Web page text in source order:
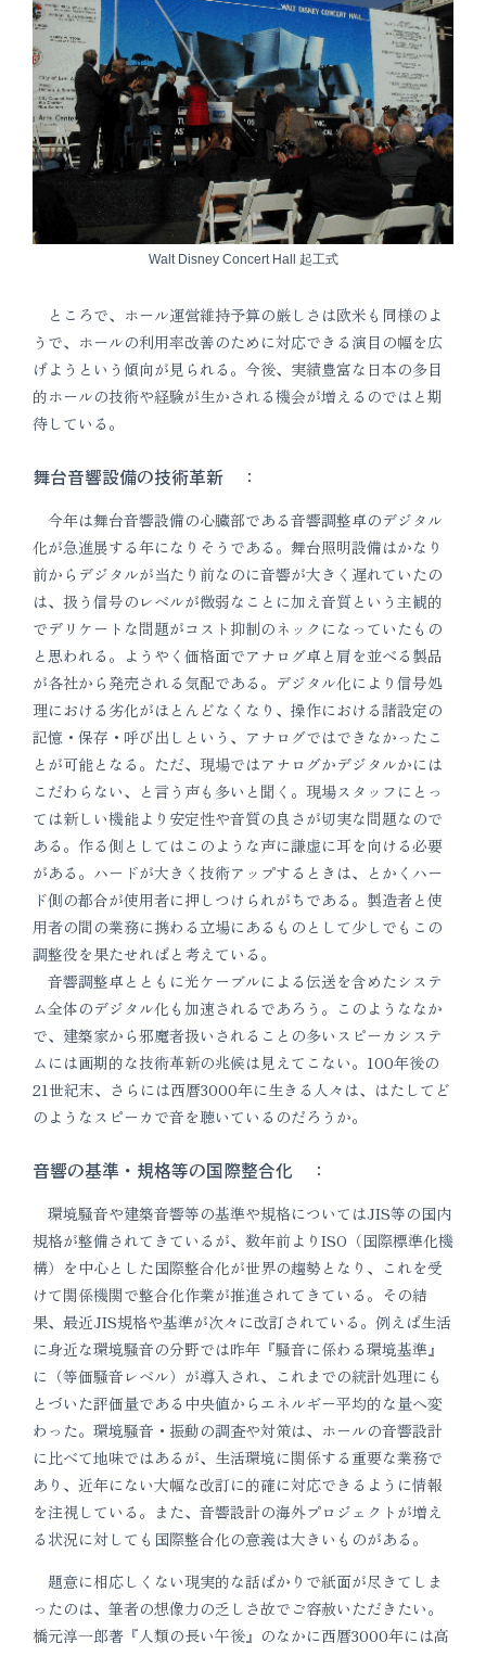
Walt Disney Concert Hall 起工式
ところで、ホール運営維持予算の厳しさは欧米も同様のよ
うで、ホールの利用率改善のために対応できる演目の幅を広
げようという傾向が見られる。今後、実績豊富な日本の多目
的ホールの技術や経験が生かされる機会が増えるのではと期
待している。
舞台音響設備の技術革新 ：
今年は舞台音響設備の心臓部である音響調整卓のデジタル
化が急進展する年になりそうである。舞台照明設備はかなり
前からデジタルが当たり前なのに音響が大きく遅れていたの
は、扱う信号のレベルが微弱なことに加え音質という主観的
でデリケートな問題がコスト抑制のネックになっていたもの
と思われる。ようやく価格面でアナログ卓と肩を並べる製品
が各社から発売される気配である。デジタル化により信号処
理における劣化がほとんどなくなり、操作における諸設定の
記憶・保存・呼び出しという、アナログではできなかったこ
とが可能となる。ただ、現場ではアナログかデジタルかには
こだわらない、と言う声も多いと聞く。現場スタッフにとっ
ては新しい機能より安定性や音質の良さが切実な問題なので
ある。作る側としてはこのような声に謙虚に耳を向ける必要
がある。ハードが大きく技術アップするときは、とかくハー
ド側の都合が使用者に押しつけられがちである。製造者と使
用者の間の業務に携わる立場にあるものとして少しでもこの
調整役を果たせればと考えている。
音響調整卓とともに光ケーブルによる伝送を含めたシステ
ム全体のデジタル化も加速されるであろう。このようななか
で、建築家から邪魔者扱いされることの多いスピーカシステ
ムには画期的な技術革新の兆候は見えてこない。100年後の
21世紀末、さらには西暦3000年に生きる人々は、はたしてど
のようなスピーカで音を聴いているのだろうか。
音響の基準・規格等の国際整合化 ：
環境騒音や建築音響等の基準や規格についてはJIS等の国内
規格が整備されてきているが、数年前よりISO（国際標準化機
構）を中心とした国際整合化が世界の趨勢となり、これを受
けて関係機関で整合化作業が推進されてきている。その結
果、最近JIS規格や基準が次々に改訂されている。例えば生活
に身近な環境騒音の分野では昨年『騒音に係わる環境基準』
に（等価騒音レベル）が導入され、これまでの統計処理にも
とづいた評価量である中央値からエネルギー平均的な量へ変
わった。環境騒音・振動の調査や対策は、ホールの音響設計
に比べて地味ではあるが、生活環境に関係する重要な業務で
あり、近年にない大幅な改訂に的確に対応できるように情報
を注視している。また、音響設計の海外プロジェクトが増え
る状況に対しても国際整合化の意義は大きいものがある。
題意に相応しくない現実的な話ばかりで紙面が尽きてしま
ったのは、筆者の想像力の乏しさ故でご容赦いただきたい。
橋元淳一郎著『人類の長い午後』のなかに西暦3000年には高